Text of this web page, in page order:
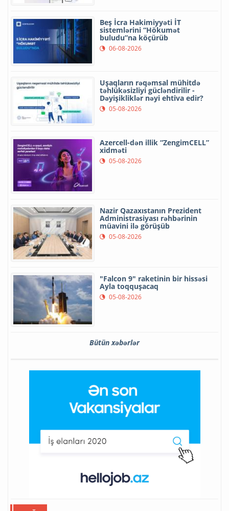
Beş İcra Hakimiyyəti İT
sistemlərini “Hökumət
buludu”na köçürüb
06-08-2026
Uşaqların rəqəmsal mühitdə
təhlükəsizliyi gücləndirilir -
Dəyişikliklər nəyi ehtiva edir?
05-08-2026
Azercell-dən illik “ZengimCELL”
xidməti
05-08-2026
Nazir Qazaxıstanın Prezident
Administrasiyası rəhbərinin
müavini ilə görüşüb
05-08-2026
"Falcon 9" raketinin bir hissəsi
Ayla toqquşacaq
05-08-2026
Bütün xəbərlər